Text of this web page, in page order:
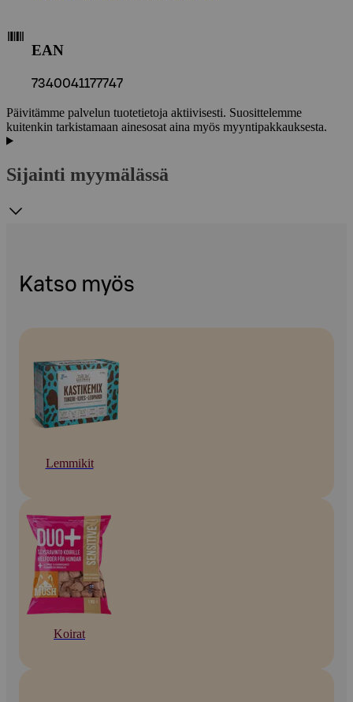
EAN
7340041177747
Päivitämme palvelun tuotetietoja aktiivisesti. Suosittelemme
kuitenkin tarkistamaan ainesosat aina myös myyntipakkauksesta.
Sijainti myymälässä
Katso myös
Lemmikit
Koirat